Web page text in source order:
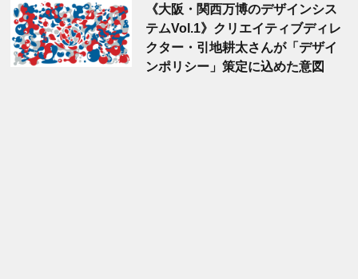
《大阪・関西万博のデザインシス
テムVol.1》クリエイティブディレ
クター・引地耕太さんが「デザイ
ンポリシー」策定に込めた意図